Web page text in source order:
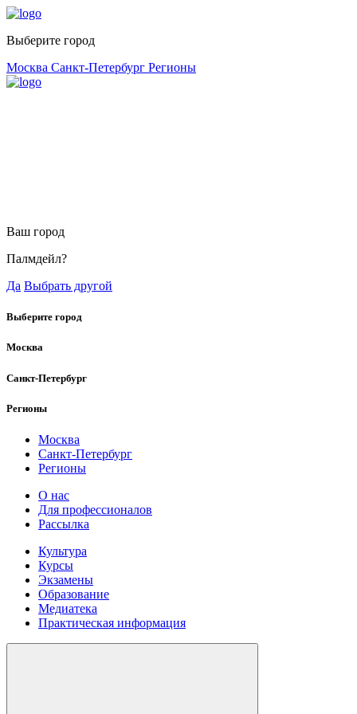
Выберите город
Москва Санкт-Петербург Регионы
Ваш город
Палмдейл?
Да Выбрать другой
Выберите город
Москва
Санкт-Петербург
Регионы
Москва
Санкт-Петербург
Регионы
О нас
Для профессионалов
Рассылка
Культура
Курсы
Экзамены
Образование
Медиатека
Практическая информация